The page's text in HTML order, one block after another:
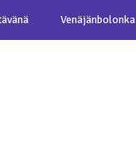
Venäjänbolonka